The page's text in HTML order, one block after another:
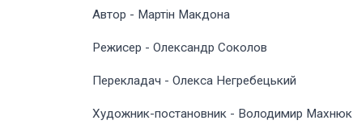
Автор - Мартін Макдона
Режисер - Олександр Соколов
Перекладач - Олекса Негребецький
Художник-постановник - Володимир Махнюк